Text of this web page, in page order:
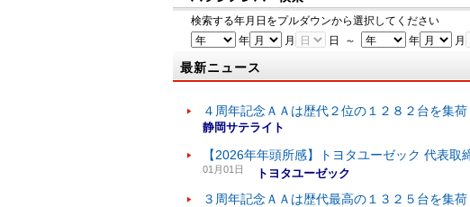
検索する年月日をプルダウンから選択してください
年
月 日 ～ 年 月
最新ニュース
４周年記念ＡＡは歴代２位の１２８２台を集荷
静岡サテライト
【2026年年頭所感】トヨタユーゼック 代表取
01月01日 トヨタユーゼック
３周年記念ＡＡは歴代最高の１３２５台を集荷